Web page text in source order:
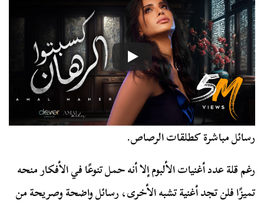
رسائل مباشرة كطلقات الرصاص.
رغم قلة عدد أغنيات الألبوم إلا أنه حمل تنوعًا في الأفكار منحه
تميزًا فلن تجد أغنية تشبه الأخرى، رسائل واضحة وصريحة من